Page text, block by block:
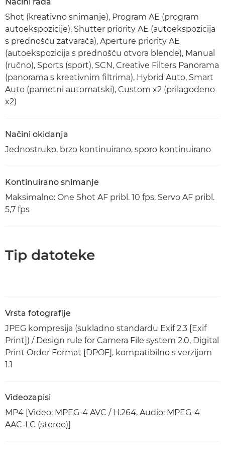
Shot (kreativno snimanje), Program AE (program
autoekspozicije), Shutter priority AE (autoekspozicija
s prednošću zatvarača), Aperture priority AE
(autoekspozicija s prednošću otvora blende), Manual
(ručno), Sports (sport), SCN, Creative Filters Panorama
(panorama s kreativnim filtrima), Hybrid Auto, Smart
Auto (pametni automatski), Custom x2 (prilagođeno
x2)
Načini okidanja
Jednostruko, brzo kontinuirano, sporo kontinuirano
Kontinuirano snimanje
Maksimalno: One Shot AF pribl. 10 fps, Servo AF pribl.
5,7 fps
Tip datoteke
Vrsta fotografije
JPEG kompresija (sukladno standardu Exif 2.3 [Exif
Print]) / Design rule for Camera File system 2.0, Digital
Print Order Format [DPOF], kompatibilno s verzijom
1.1
Videozapisi
MP4 [Video: MPEG-4 AVC / H.264, Audio: MPEG-4
AAC-LC (stereo)]